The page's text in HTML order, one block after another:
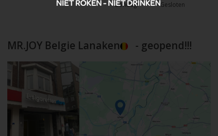
Zondag:
Gesloten
MR.JOY Belgie Lanaken - geopend!!!